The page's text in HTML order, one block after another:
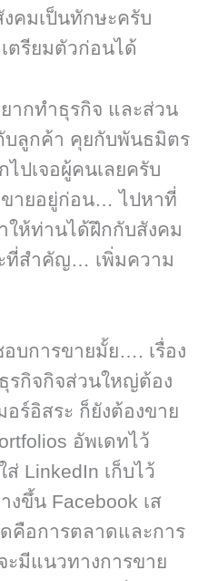
คมเป็นทักษะครับ
ตรียมตัวก่อนได้
ากทำธุรกิจ และส่วน
ลูกค้า คุยกับพันธมิตร
ปเจอผู้คนเลยครับ
ายอยู่ก่อน… ไปหาที่
ให้ท่านได้ฝึกกับสังคม
ะที่สำคัญ… เพิ่มความ
บการขายมั้ย…. เรื่อง
รกิจกิจส่วนใหญ่ต้อง
ร์อิสระ ก็ยังต้องขาย
อัพเดทไว้
LinkedIn เก็บไว้
งขึ้น Facebook เส
คือการตลาดและการ
มีแนวทางการขาย